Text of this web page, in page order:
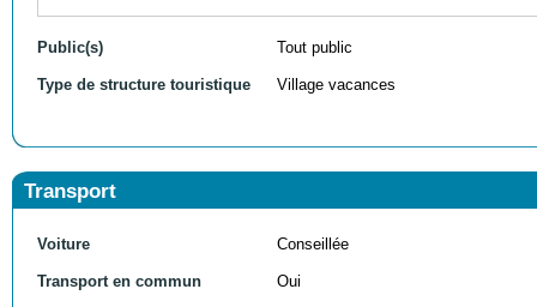
Public(s) Tout public
Type de structure touristique Village vacances
Transport
Voiture Conseillée
Transport en commun Oui